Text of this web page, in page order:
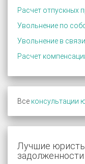
Расчет отпускных
Увольнение по
Увольнение в
Расчет
Все консультации
Лучшие
задолженности